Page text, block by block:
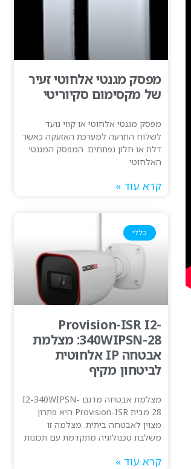
מפסק מגנטי אלחוטי זעיר
של מקסימום סקיוריטי
מפסק מגנטי אלחוטי או קווי נועד
לשלוח התרעה למערכת האזעקה כאשר
דלת או חלון נפתחים. המפסק המגנטי
האלחוטי
קרא עוד »
כללי
Provision-ISR I2-
340WIPSN-28: מצלמת
אבטחה IP אלחוטית
לביטחון מקיף
מצלמת אבטחה מדגם I2-340WIPSN-
28 מבית Provision-ISR היא פתרון
מצוין לאבטחה ביתית. מצלמה זו
משלבת טכנולוגיה מתקדמת עם תכונות
קרא עוד »